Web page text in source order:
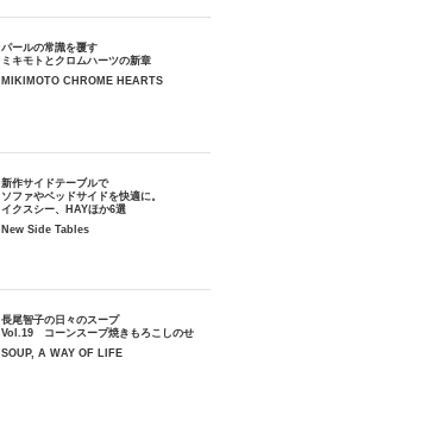
パールの常識を覆す
ミキモトとクロムハーツの新章
MIKIMOTO CHROME HEARTS
新作サイドテーブルで
ソファやベッドサイドを快適に。
イクスシー、HAYほか6選
New Side Tables
長尾智子の日々のスープ
Vol.19 コーンスープ焼きもろこしのせ
SOUP, A WAY OF LIFE